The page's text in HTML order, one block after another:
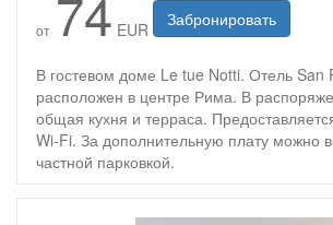
от EUR Забронировать
В гостевом доме Le tue Notti. Отель San
расположен в центре Рима. В
общая кухня и терраса.
Wi-Fi. За дополнительную плату можно
частной парковкой.